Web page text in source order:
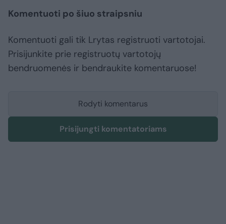
Komentuoti po šiuo straipsniu
Komentuoti gali tik Lrytas registruoti vartotojai.
Prisijunkite prie registruotų vartotojų
bendruomenės ir bendraukite komentaruose!
Rodyti komentarus
Prisijungti komentatoriams